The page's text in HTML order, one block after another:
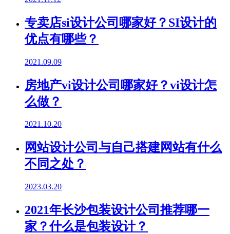
专卖店si设计公司哪家好？SI设计的
优点有哪些？
2021.09.09
房地产vi设计公司哪家好？vi设计怎
么做？
2021.10.20
网站设计公司与自己搭建网站有什么
不同之处？
2023.03.20
2021年长沙包装设计公司推荐哪一
家？什么是包装设计？